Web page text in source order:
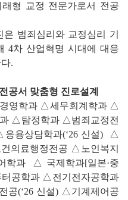
형 교정 전문가로서 전공
범죄심리와 교정심리 기
4차 산업혁명 시대에 대응
.
공서 맞춤형 진로설계
영학과 △세무회계학과 △
△탐정학과 △범죄교정전
용상담학과(‘26 신설) △
의료행정전공 △노인복지
학과 △국제학과[일본·중
공학과 △전기전자공학과
공(‘26 신설) △기계제어공